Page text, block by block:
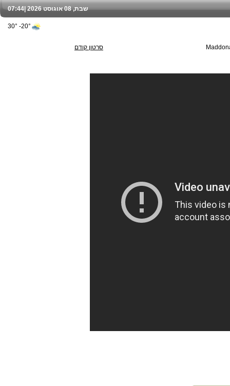
סרטון קודם
07:44 שבת, 08 אוגוסט 2026 |
20°- 30°